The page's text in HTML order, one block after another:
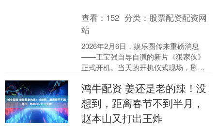
查看： 152 分类： 股票配资配资网
站
2026年2月6日，娱乐圈传来重磅消息
——王宝强自导自演的新片《狠家伙》
正式开机。当天的开机仪式现场，剧组
上狠家伙三个大字格外....
鸿牛配资 姜还是老的辣！没
想到，距离春节不到半月，
赵本山又打出王炸